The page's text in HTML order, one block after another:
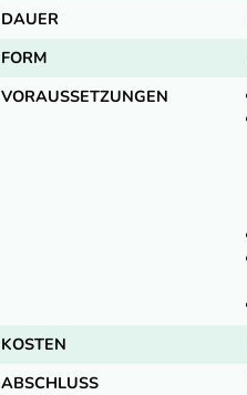
DAUER
FORM
VORAUSSETZUNGEN
KOSTEN
ABSCHLUSS